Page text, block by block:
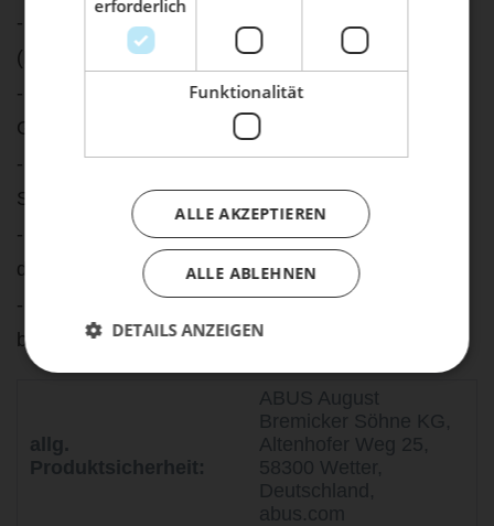
- Inkl. CR2 Batterie (Alarmbox) / CR2032 Batterie
(Fernbedienung)
- Befestigungsmöglichkeit an fast allen runden
Geometrien
- Sehr leicht und somit ideal für den Einsatz im
Sport- und Outdoorbereich
- Diverse Anschlussmöglichkeiten wie Kabelbinder,
doppelseitiges Klebeband, Velcro, etc.
- Eine Fernbedienung kann mehrere Alarmboxen
bedienen
allg.
Produktsicherheit:
ABUS August
Bremicker Söhne KG,
Altenhofer Weg 25,
58300 Wetter,
Deutschland,
abus.com
Dein Bike braucht Service, Wartung
oder ein Update?
Buche dir jetzt deinen Termin.
erforderlich
Funktionalität
ALLE AKZEPTIEREN
ALLE ABLEHNEN
DETAILS ANZEIGEN